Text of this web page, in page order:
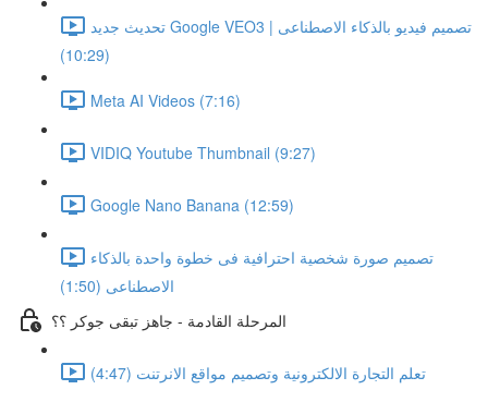
تحديث جديد Google VEO3 | تصميم فيديو بالذكاء الاصطناعى
(10:29)
Meta AI Videos (7:16)
VIDIQ Youtube Thumbnail (9:27)
Google Nano Banana (12:59)
تصميم صورة شخصية احترافية فى خطوة واحدة بالذكاء
الاصطناعى (1:50)
المرحلة القادمة - جاهز تبقى جوكر ؟؟
تعلم التجارة الالكترونية وتصميم مواقع الانرتنت (4:47)